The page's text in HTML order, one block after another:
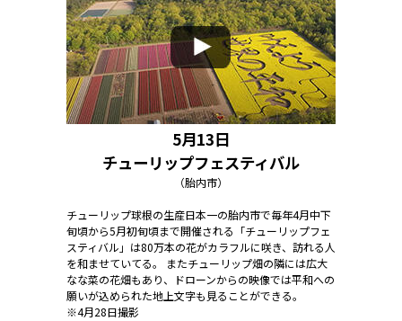
5月13日
チューリップフェスティバル
（胎内市）
チューリップ球根の生産日本一の胎内市で毎年4月中下
旬頃から5月初旬頃まで開催される「チューリップフェ
スティバル」は80万本の花がカラフルに咲き、訪れる人
を和ませていてる。 またチューリップ畑の隣には広大
なな菜の花畑もあり、ドローンからの映像では平和への
願いが込められた地上文字も見ることができる。
※4月28日撮影